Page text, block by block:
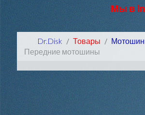
Мы в
Dr.Disk Товары
Передние мотошины